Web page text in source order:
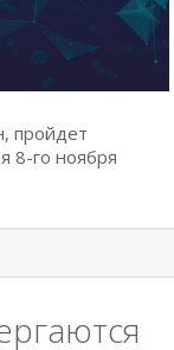
пройдет
8-го ноября